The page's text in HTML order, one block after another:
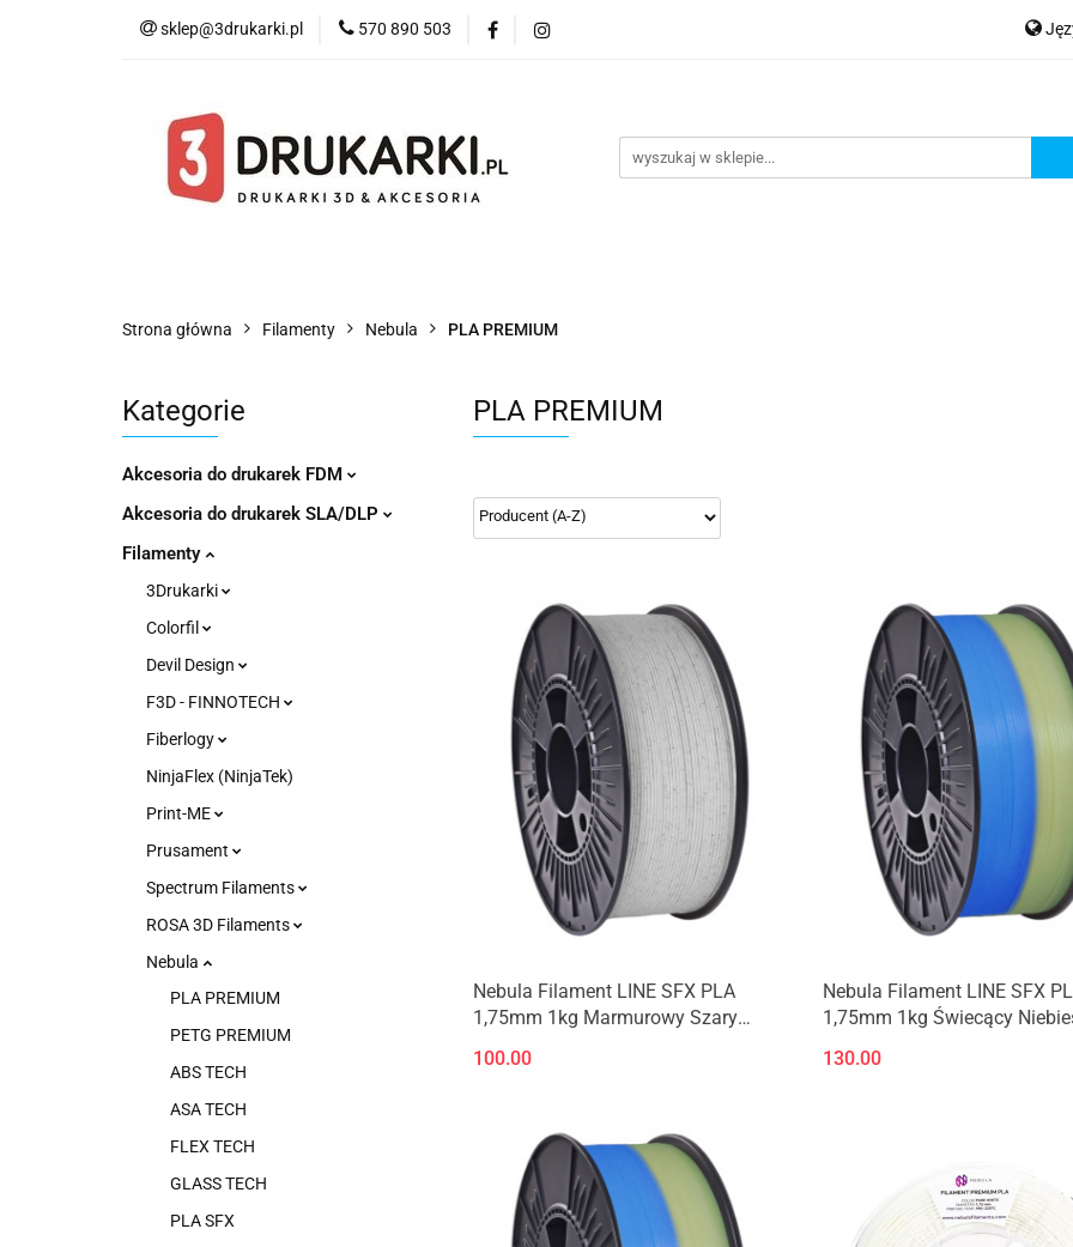
sklep@3drukarki.pl 570 890 503
Blog Bestsellery
Strona główna Filamenty Nebula PLA PREMIUM
Kategorie
Akcesoria do drukarek FDM
Akcesoria do drukarek SLA/DLP
Filamenty
3Drukarki
Colorfil
Devil Design
F3D - FINNOTECH
Fiberlogy
NinjaFlex (NinjaTek)
Print-ME
Prusament
Spectrum Filaments
ROSA 3D Filaments
Nebula
PLA PREMIUM
PETG PREMIUM
ABS TECH
ASA TECH
FLEX TECH
GLASS TECH
PLA SFX
PLA PREMIUM
Produkt niedostępny
Nebula Filament LINE SFX PLA
1,75mm 1kg Marmurowy Szary
100.00
Produkt niedostępny
Nebula Filament LINE SFX
1,75mm 1kg Świecący
130.00